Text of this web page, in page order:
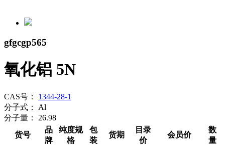
gfgcgp565
氧化铝 5N
CAS号：
1344-28-1
分子式：
Al
分子量：
26.98
货号
品
牌
纯度规
格
包
装
货期
目录
价
会员价
数
量